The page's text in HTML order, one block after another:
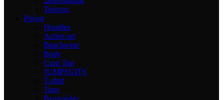
Τσάντες
Ρούχα
Hoodies
Active set
Beachwear
Body
Crop Top
JUMPSUITS
T-shirt
Tops
Βερμούδες